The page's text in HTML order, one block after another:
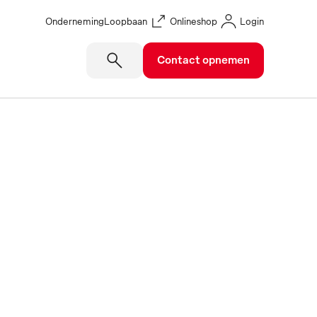
OndernemingLoopbaan Onlineshop Login
Contact opnemen